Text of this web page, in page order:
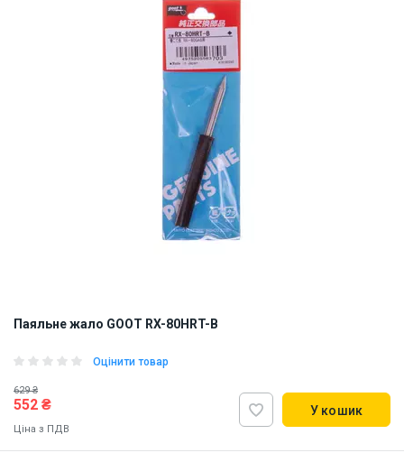
Паяльне жало GOOT RX-80HRT-B
Оцінити товар
629 ₴
552 ₴
Ціна з ПДВ
У кошик